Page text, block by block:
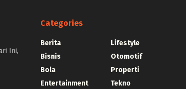
Ini,
Categories
Berita
Bisnis
Bola
Entertainment
Lifestyle
Otomotif
Properti
Tekno